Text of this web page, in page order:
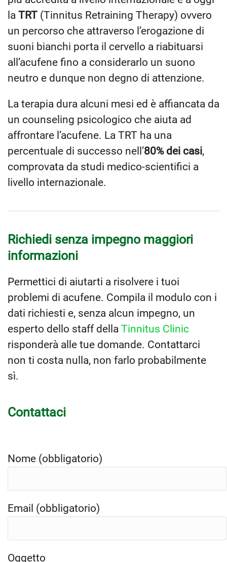
la TRT (Tinnitus Retraining Therapy) ovvero
un percorso che attraverso l’erogazione di
suoni bianchi porta il cervello a riabituarsi
all’acufene fino a considerarlo un suono
neutro e dunque non degno di attenzione.
La terapia dura alcuni mesi ed è affiancata da
un counseling psicologico che aiuta ad
affrontare l’acufene. La TRT ha una
percentuale di successo nell’80% dei casi,
comprovata da studi medico-scientifici a
livello internazionale.
Richiedi senza impegno maggiori
informazioni
Permettici di aiutarti a risolvere i tuoi
problemi di acufene. Compila il modulo con i
dati richiesti e, senza alcun impegno, un
esperto dello staff della Tinnitus Clinic
risponderà alle tue domande. Contattarci
non ti costa nulla, non farlo probabilmente
sì.
Contattaci
Nome (obbligatorio)
Email (obbligatorio)
Oggetto